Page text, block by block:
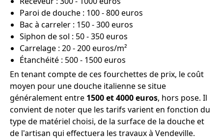
Paroi de douche : 100 - 800 euros
Bac à carreler : 150 - 300 euros
Siphon de sol : 50 - 350 euros
Carrelage : 20 - 200 euros/m²
Étanchéité : 500 - 1500 euros
En tenant compte de ces fourchettes de prix, le coût
moyen pour une douche italienne se situe
généralement entre 1500 et 4000 euros, hors pose. Il
convient de noter que les tarifs varient en fonction du
type de matériel choisi, de la surface de la douche et
de l'artisan qui effectuera les travaux à Vendeville.